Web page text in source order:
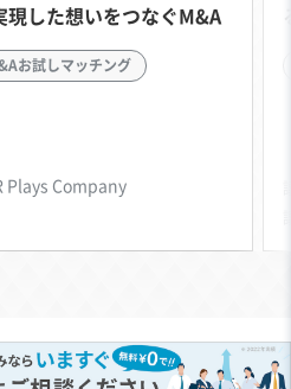
現した想いをつなぐM&A
お試しマッチング
Plays Company